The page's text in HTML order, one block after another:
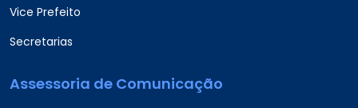
Vice Prefeito
Secretarias
Assessoria de Comunicação